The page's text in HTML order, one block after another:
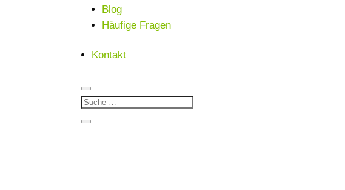
Blog
Häufige Fragen
Kontakt